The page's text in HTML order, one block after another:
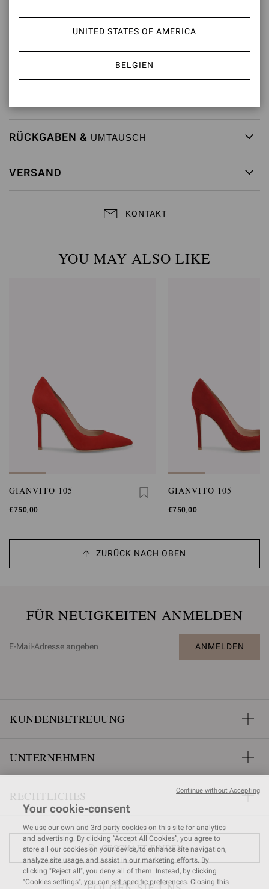
Stilettoabsatz abgerundet. Handgefertigt in Italien.
Zusammensetzung: 100 % WILDLEDER
Modellcode: G24580.85RIC
RÜCKGABEN & UMTAUSCH
VERSAND
KONTAKT
YOU MAY ALSO LIKE
GIANVITO 105
€750,00
GIANVITO 105
€750,00
ZURÜCK NACH OBEN
FÜR NEUIGKEITEN ANMELDEN
ANMELDEN
KUNDENBETREUUNG
UNTERNEHMEN
RECHTLICHES
GESCHÄFT FINDEN
UNITED STATES OF AMERICA
BELGIEN
Your cookie-consent
We use our own and 3rd party cookies on this site for analytics
and advertising. By clicking “Accept All Cookies”, you agree to
store all our cookies on your device, to enhance site navigation,
analyze site usage, and assist in our marketing efforts. By
clicking "Reject all", you deny all of them. Instead, by clicking
"Cookies settings", you can set specific preferences. Closing this
Continue without Accepting